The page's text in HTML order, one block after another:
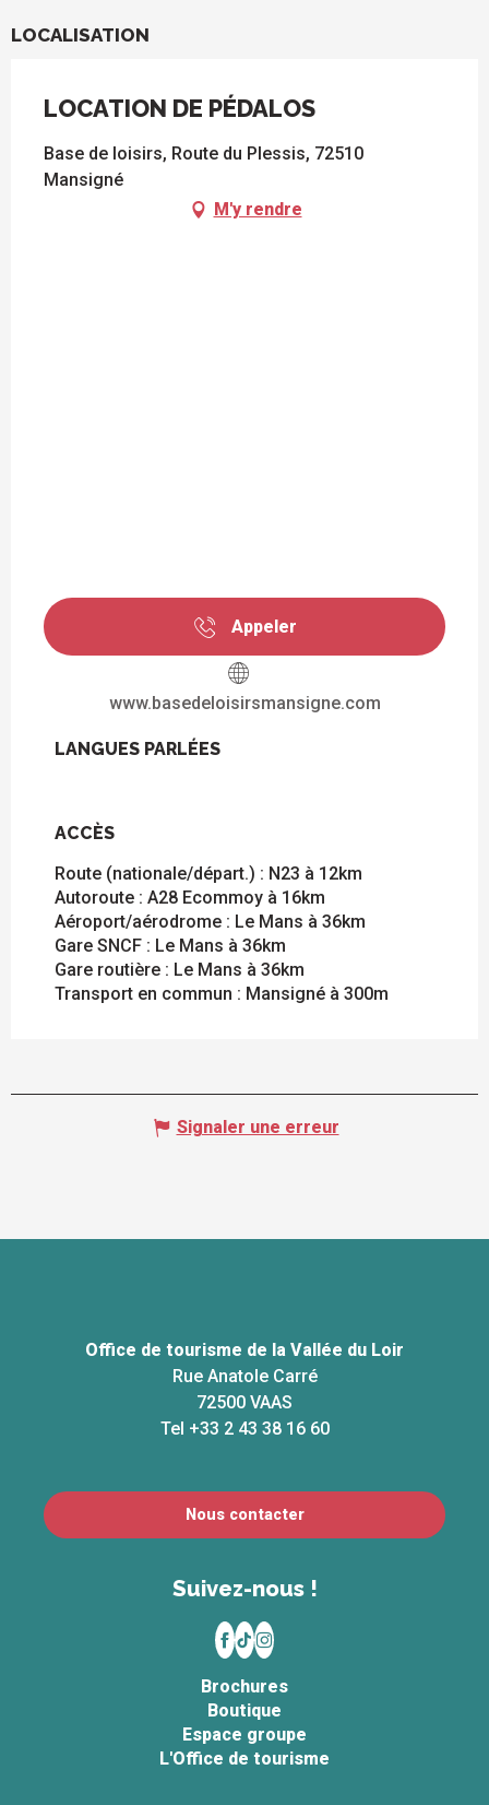
LOCALISATION
LOCATION DE PÉDALOS
Base de loisirs, Route du Plessis, 72510
Mansigné
M'y rendre
Appeler
www.basedeloisirsmansigne.com
LANGUES PARLÉES
LANGUES PARLÉES
ACCÈS
ACCÈS
Route (nationale/départ.) : N23 à 12km
Autoroute : A28 Ecommoy à 16km
Aéroport/aérodrome : Le Mans à 36km
Gare SNCF : Le Mans à 36km
Gare routière : Le Mans à 36km
Transport en commun : Mansigné à 300m
Signaler une erreur
Office de tourisme de la Vallée du Loir
Rue Anatole Carré
72500 VAAS
Tel +33 2 43 38 16 60
Nous contacter
Suivez-nous !
Brochures
Boutique
Espace groupe
L'Office de tourisme